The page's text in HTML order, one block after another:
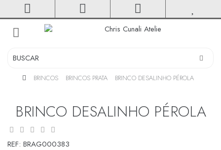
toggle
BRINCOS BRINCOS PRATA BRINCO DESALINHO PÉROLA
BRINCO DESALINHO PÉROLA
REF: BRAG000383